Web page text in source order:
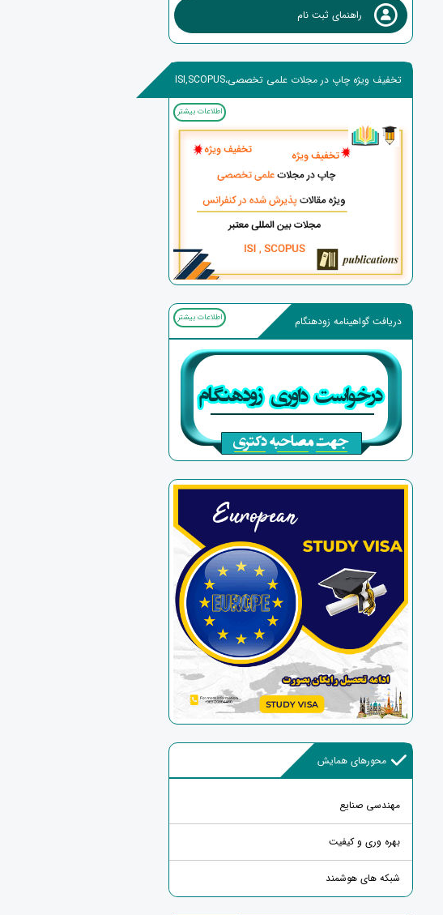
راهنمای ثبت نام
تخفیف ویژه چاپ در مجلات علمی تخصصی،ISI,SCOPUS
اطلاعات بیشتر
دریافت گواهینامه زودهنگام اطلاعات بیشتر
محورهای همایش
مهندسی صنایع
بهره وری و کیفیت
شبکه های هوشمند